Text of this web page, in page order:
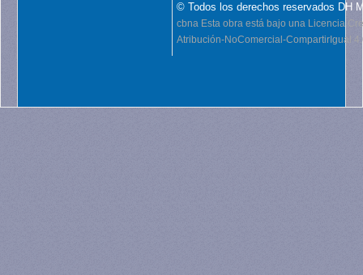
© Todos los derechos reservados DH
cbna Esta obra está bajo una Licencia
Atribución-NoComercial-CompartirIgual